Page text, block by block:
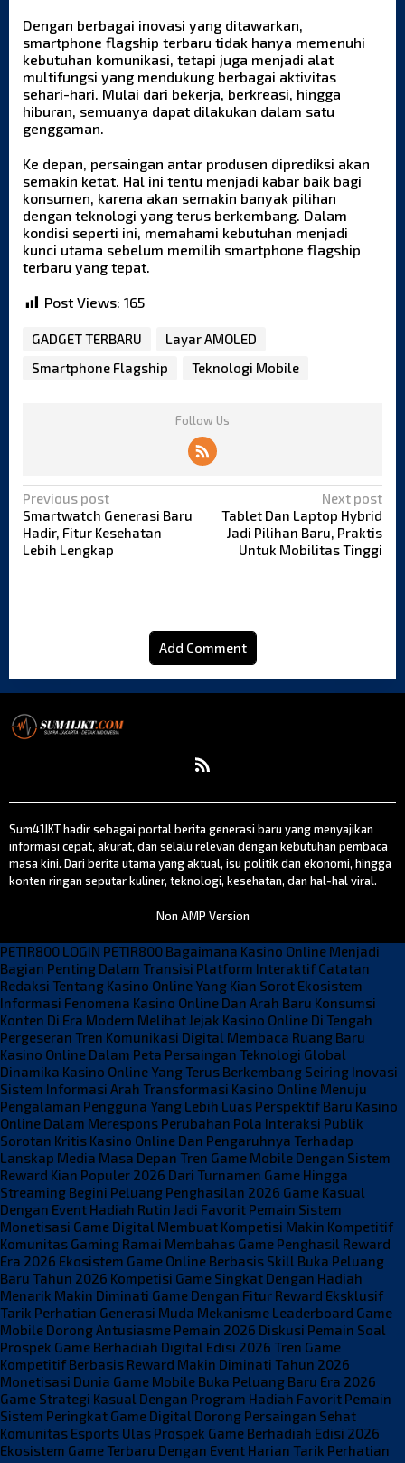
Dengan berbagai inovasi yang ditawarkan,
smartphone flagship terbaru tidak hanya memenuhi
kebutuhan komunikasi, tetapi juga menjadi alat
multifungsi yang mendukung berbagai aktivitas
sehari-hari. Mulai dari bekerja, berkreasi, hingga
hiburan, semuanya dapat dilakukan dalam satu
genggaman.
Ke depan, persaingan antar produsen diprediksi akan
semakin ketat. Hal ini tentu menjadi kabar baik bagi
konsumen, karena akan semakin banyak pilihan
dengan teknologi yang terus berkembang. Dalam
kondisi seperti ini, memahami kebutuhan menjadi
kunci utama sebelum memilih smartphone flagship
terbaru yang tepat.
Post Views: 165
GADGET TERBARU
Layar AMOLED
Smartphone Flagship
Teknologi Mobile
Follow Us
P
o
s
t
a
t
i
o
Previous post
Smartwatch Generasi Baru
Hadir, Fitur Kesehatan
Lebih Lengkap
Next post
Tablet Dan Laptop Hybrid
Jadi Pilihan Baru, Praktis
Untuk Mobilitas Tinggi
Add Comment
Sum41JKT hadir sebagai portal berita generasi baru yang menyajikan
informasi cepat, akurat, dan selalu relevan dengan kebutuhan pembaca
masa kini. Dari berita utama yang aktual, isu politik dan ekonomi, hingga
konten ringan seputar kuliner, teknologi, kesehatan, dan hal-hal viral.
Non AMP Version
PETIR800 LOGIN PETIR800 Bagaimana Kasino Online Menjadi
Bagian Penting Dalam Transisi Platform Interaktif Catatan
Redaksi Tentang Kasino Online Yang Kian Sorot Ekosistem
Informasi Fenomena Kasino Online Dan Arah Baru Konsumsi
Konten Di Era Modern Melihat Jejak Kasino Online Di Tengah
Pergeseran Tren Komunikasi Digital Membaca Ruang Baru
Kasino Online Dalam Peta Persaingan Teknologi Global
Dinamika Kasino Online Yang Terus Berkembang Seiring Inovasi
Sistem Informasi Arah Transformasi Kasino Online Menuju
Pengalaman Pengguna Yang Lebih Luas Perspektif Baru Kasino
Online Dalam Merespons Perubahan Pola Interaksi Publik
Sorotan Kritis Kasino Online Dan Pengaruhnya Terhadap
Lanskap Media Masa Depan Tren Game Mobile Dengan Sistem
Reward Kian Populer 2026 Dari Turnamen Game Hingga
Streaming Begini Peluang Penghasilan 2026 Game Kasual
Dengan Event Hadiah Rutin Jadi Favorit Pemain Sistem
Monetisasi Game Digital Membuat Kompetisi Makin Kompetitif
Komunitas Gaming Ramai Membahas Game Penghasil Reward
Era 2026 Ekosistem Game Online Berbasis Skill Buka Peluang
Baru Tahun 2026 Kompetisi Game Singkat Dengan Hadiah
Menarik Makin Diminati Game Dengan Fitur Reward Eksklusif
Tarik Perhatian Generasi Muda Mekanisme Leaderboard Game
Mobile Dorong Antusiasme Pemain 2026 Diskusi Pemain Soal
Prospek Game Berhadiah Digital Edisi 2026 Tren Game
Kompetitif Berbasis Reward Makin Diminati Tahun 2026
Monetisasi Dunia Game Mobile Buka Peluang Baru Era 2026
Game Strategi Kasual Dengan Program Hadiah Favorit Pemain
Sistem Peringkat Game Digital Dorong Persaingan Sehat
Komunitas Esports Ulas Prospek Game Berhadiah Edisi 2026
Ekosistem Game Terbaru Dengan Event Harian Tarik Perhatian